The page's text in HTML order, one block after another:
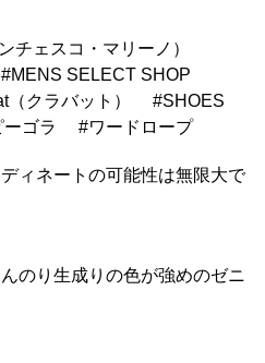
チェスコ・マリーノ）
#MENS SELECT SHOP
クラバット） #SHOES
ゴラ #ワードロープ
ィネートの可能性は無限大で
のり生成りの色が強めのゼニ